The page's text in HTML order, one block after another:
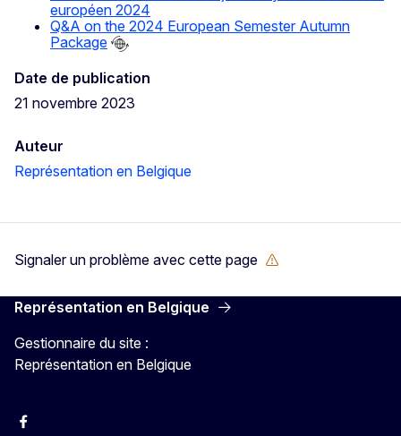
européen 2024
Q&A on the 2024 European Semester Autumn
Package
Date de publication
21 novembre 2023
Auteur
Représentation en Belgique
Signaler un problème avec cette page
Représentation en Belgique
Gestionnaire du site :
Représentation en Belgique
Facebook